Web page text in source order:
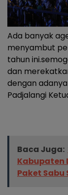
Ada banyak
menyambut
tahun
dan
dengan
Padjalangi
Baca Juga:
Kabupaten
Paket Sabu